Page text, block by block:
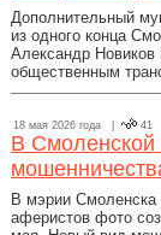
Дополнительный
из одного конца
Александр Новиков
общественным
18 мая 2026 года | 41
В Смоленской
В мэрии Смоленска
аферистов фото